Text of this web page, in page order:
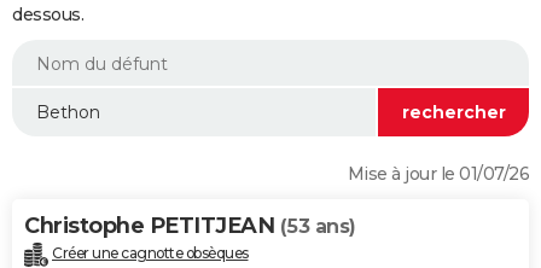
HIGH-TECH
BRICOLAGE
WEEK-END
Alimentation
Guide de la santé
Maladies
Médicaments
Sommeil
VOYAGE
dessous.
Mise à jour le 01/07/26
Christophe PETITJEAN (53 ans)
Créer une cagnotte obsèques